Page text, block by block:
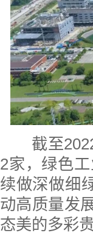
截至2022
2家，绿色
续做深做细
动高质量发
态美的多彩